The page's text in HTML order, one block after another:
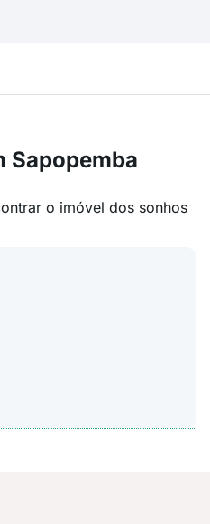
Sapopemba
o imóvel dos sonhos